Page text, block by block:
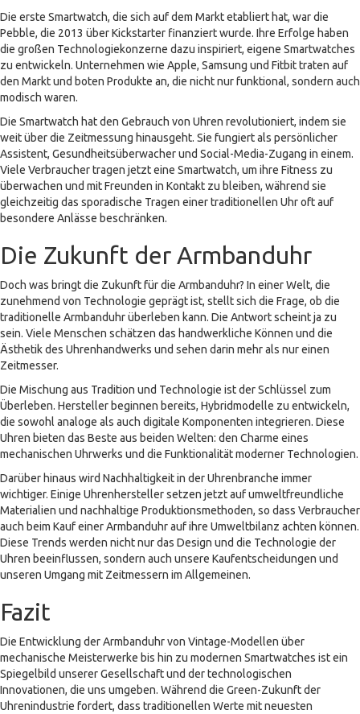
Die erste Smartwatch, die sich auf dem Markt etabliert hat, war die
Pebble, die 2013 über Kickstarter finanziert wurde. Ihre Erfolge haben
die großen Technologiekonzerne dazu inspiriert, eigene Smartwatches
zu entwickeln. Unternehmen wie Apple, Samsung und Fitbit traten auf
den Markt und boten Produkte an, die nicht nur funktional, sondern auch
modisch waren.
Die Smartwatch hat den Gebrauch von Uhren revolutioniert, indem sie
weit über die Zeitmessung hinausgeht. Sie fungiert als persönlicher
Assistent, Gesundheitsüberwacher und Social-Media-Zugang in einem.
Viele Verbraucher tragen jetzt eine Smartwatch, um ihre Fitness zu
überwachen und mit Freunden in Kontakt zu bleiben, während sie
gleichzeitig das sporadische Tragen einer traditionellen Uhr oft auf
besondere Anlässe beschränken.
Die Zukunft der Armbanduhr
Doch was bringt die Zukunft für die Armbanduhr? In einer Welt, die
zunehmend von Technologie geprägt ist, stellt sich die Frage, ob die
traditionelle Armbanduhr überleben kann. Die Antwort scheint ja zu
sein. Viele Menschen schätzen das handwerkliche Können und die
Ästhetik des Uhrenhandwerks und sehen darin mehr als nur einen
Zeitmesser.
Die Mischung aus Tradition und Technologie ist der Schlüssel zum
Überleben. Hersteller beginnen bereits, Hybridmodelle zu entwickeln,
die sowohl analoge als auch digitale Komponenten integrieren. Diese
Uhren bieten das Beste aus beiden Welten: den Charme eines
mechanischen Uhrwerks und die Funktionalität moderner Technologien.
Darüber hinaus wird Nachhaltigkeit in der Uhrenbranche immer
wichtiger. Einige Uhrenhersteller setzen jetzt auf umweltfreundliche
Materialien und nachhaltige Produktionsmethoden, so dass Verbraucher
auch beim Kauf einer Armbanduhr auf ihre Umweltbilanz achten können.
Diese Trends werden nicht nur das Design und die Technologie der
Uhren beeinflussen, sondern auch unsere Kaufentscheidungen und
unseren Umgang mit Zeitmessern im Allgemeinen.
Fazit
Die Entwicklung der Armbanduhr von Vintage-Modellen über
mechanische Meisterwerke bis hin zu modernen Smartwatches ist ein
Spiegelbild unserer Gesellschaft und der technologischen
Innovationen, die uns umgeben. Während die Green-Zukunft der
Uhrenindustrie fordert, dass traditionellen Werte mit neuesten